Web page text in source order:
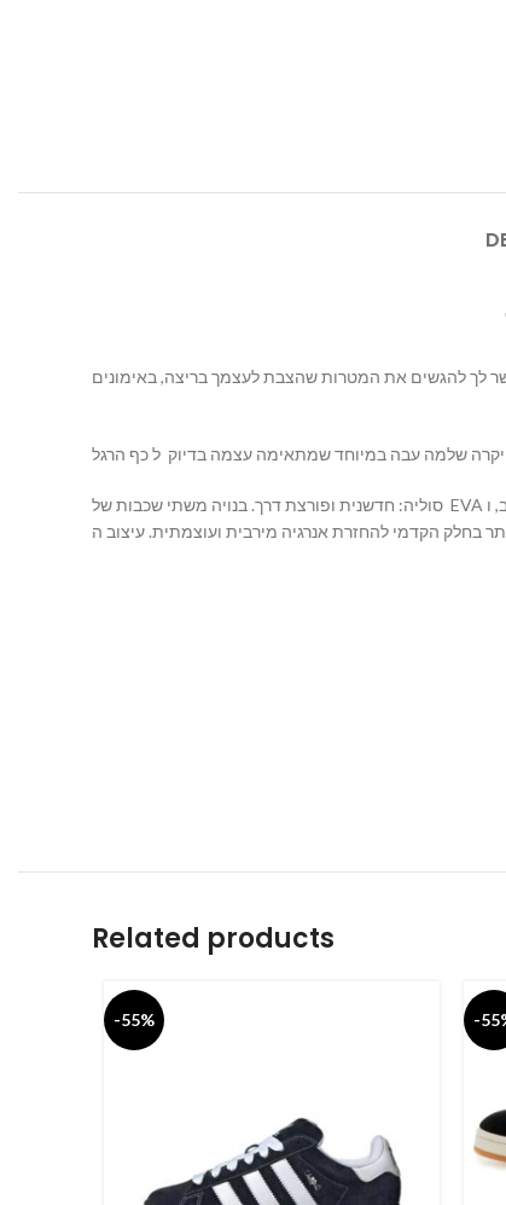
רבים באתרנו תוכננו כך שתוכל להעניק לך ולאפשר לך להגשים את המטרות שהצבת לעצמך בריצה, באימונים
שלמה עבה במיוחד שמתאימה עצמה בדיוק ל כף הרגל
סוליה: חדשנית ופורצת דרך. בנויה משתי שכבות של EVA שביניהן פלטת סיבי קרבון מיוחדת להרגשת בולם פנימי נוח השכבה העליונה “מוקצפת” משככת וקלילה ארגונומית וטכנולוגית בעקב, ו- EVA דחוס וקשיח
Related products
-55% -